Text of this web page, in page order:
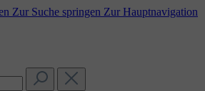
Zur Suche springen Zur Hauptnavigation